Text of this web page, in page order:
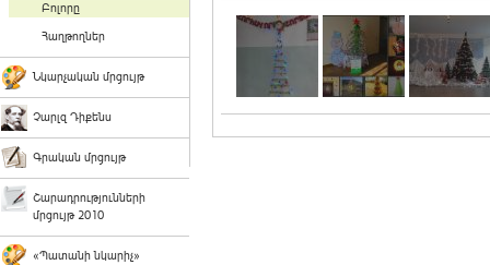
Բոլորը
Հաղթողներ
Նկարչական մրցույթ
Չարլզ Դիքենս
Գրական մրցույթ
Շարադրությունների
մրցույթ 2010
«Պատանի նկարիչ»